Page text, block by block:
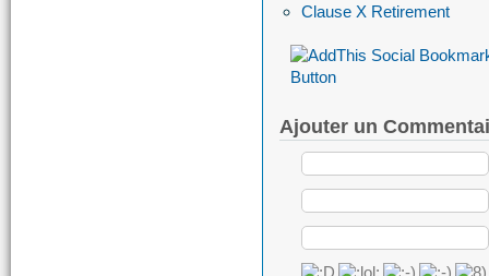
Clause X Retirement
Ajouter un